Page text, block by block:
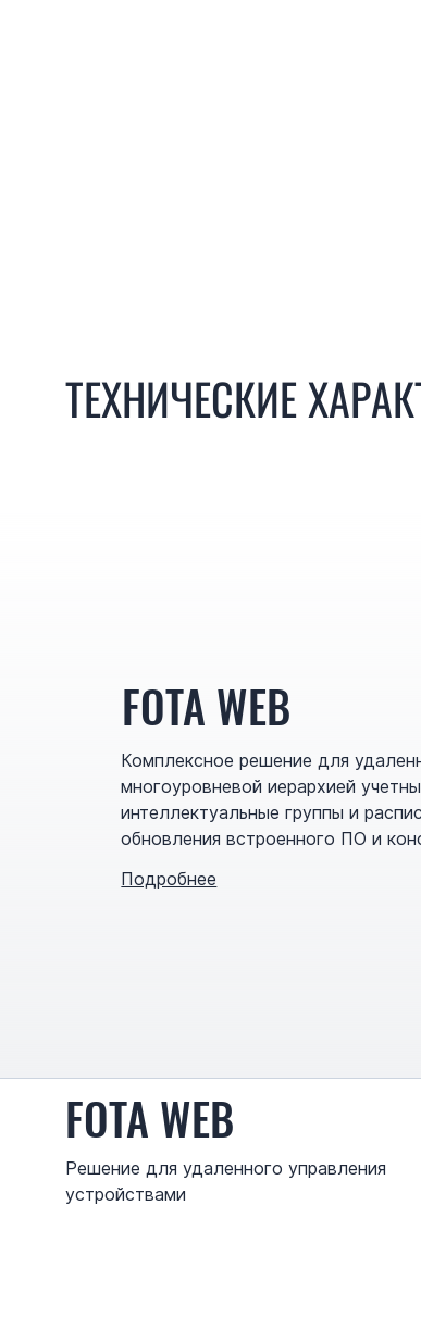
ТЕХНИЧЕСКИЕ
FOTA WEB
Комплексное решение для
многоуровневой иерархией
интеллектуальные группы и
обновления встроенного ПО и
Подробнее
FOTA WEB
Решение для удаленного управления
устройствами